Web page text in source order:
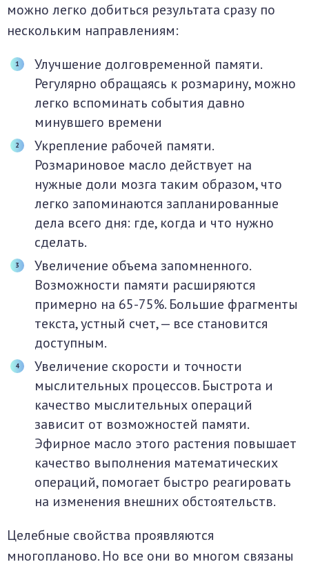
можно легко добиться результата сразу по
нескольким направлениям:
Улучшение долговременной памяти.
Регулярно обращаясь к розмарину, можно
легко вспоминать события давно
минувшего времени
Укрепление рабочей памяти.
Розмариновое масло действует на
нужные доли мозга таким образом, что
легко запоминаются запланированные
дела всего дня: где, когда и что нужно
сделать.
Увеличение объема запомненного.
Возможности памяти расширяются
примерно на 65-75%. Большие фрагменты
текста, устный счет, — все становится
доступным.
Увеличение скорости и точности
мыслительных процессов. Быстрота и
качество мыслительных операций
зависит от возможностей памяти.
Эфирное масло этого растения повышает
качество выполнения математических
операций, помогает быстро реагировать
на изменения внешних обстоятельств.
Целебные свойства проявляются
многопланово. Но все они во многом связаны